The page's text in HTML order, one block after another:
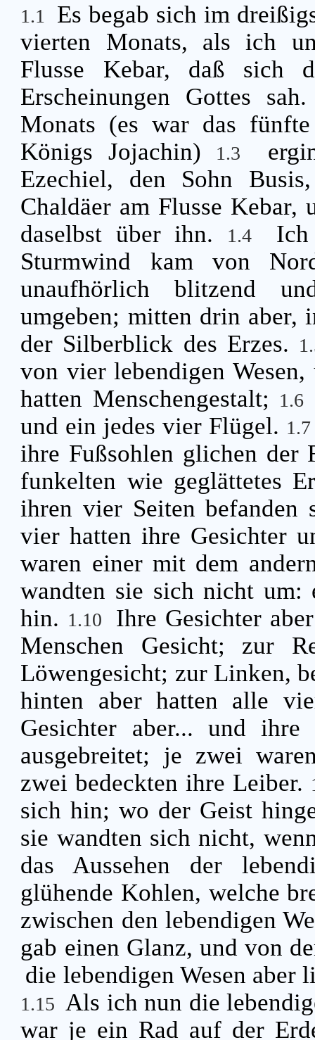
1.1
Es begab sich im
vierten Monats, als ich
Flusse Kebar, daß sich
Erscheinungen Gottes
Monats (es war das
Königs Jojachin)
1.3
Ezechiel, den Sohn
Chaldäer am Flusse Kebar,
daselbst über ihn.
1.4
Sturmwind kam von
unaufhörlich blitzend
umgeben; mitten drin aber,
der Silberblick des Erzes.
von vier lebendigen
hatten Menschengestalt;
1.6
und ein jedes vier Flügel.
ihre Fußsohlen glichen der
funkelten wie geglättetes
ihren vier Seiten befanden
vier hatten ihre Gesichter
waren einer mit dem
wandten sie sich nicht um:
hin. 1.10
Ihre Gesichter
Menschen Gesicht; zur
Löwengesicht; zur Linken,
hinten aber hatten alle
Gesichter aber... und
ausgebreitet; je zwei
zwei bedeckten ihre Leiber.
sich hin; wo der Geist
sie wandten sich nicht,
das Aussehen der
glühende Kohlen, welche
zwischen den lebendigen
gab einen Glanz, und von
die lebendigen Wesen
1.15 Als ich nun die
war je ein Rad auf der